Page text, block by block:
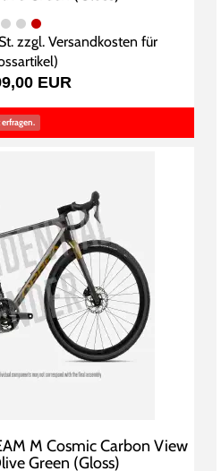
zzgl. Versandkosten für
)
EUR
M Cosmic Carbon View
Green (Gloss)